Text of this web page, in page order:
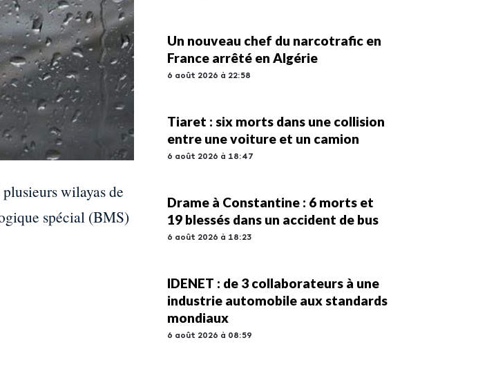
wilayas de
spécial (BMS)
Un nouveau chef du narcotrafic en
France arrêté en Algérie
6 août 2026 à 22:58
Tiaret : six morts dans une collision
entre une voiture et un camion
6 août 2026 à 18:47
Drame à Constantine : 6 morts et
19 blessés dans un accident de bus
6 août 2026 à 18:23
IDENET : de 3 collaborateurs à une
industrie automobile aux standards
mondiaux
6 août 2026 à 08:59